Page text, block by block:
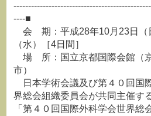
----■
会 期：平成28年10月23日（
（水）［4日間］
場 所：国立京都国際会館（
市）
日本学術会議及び第４０回国
界総会組織委員会が共同主催す
「第４０回国際外科学会世界総